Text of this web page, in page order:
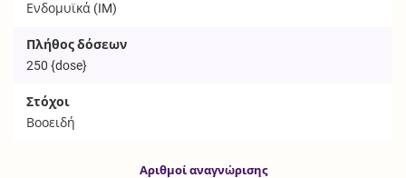
Ενδομυϊκά (IM)
Πλήθος δόσεων
250{dose}
Στόχοι
Βοοειδή
Αριθμοί αναγνώρισης